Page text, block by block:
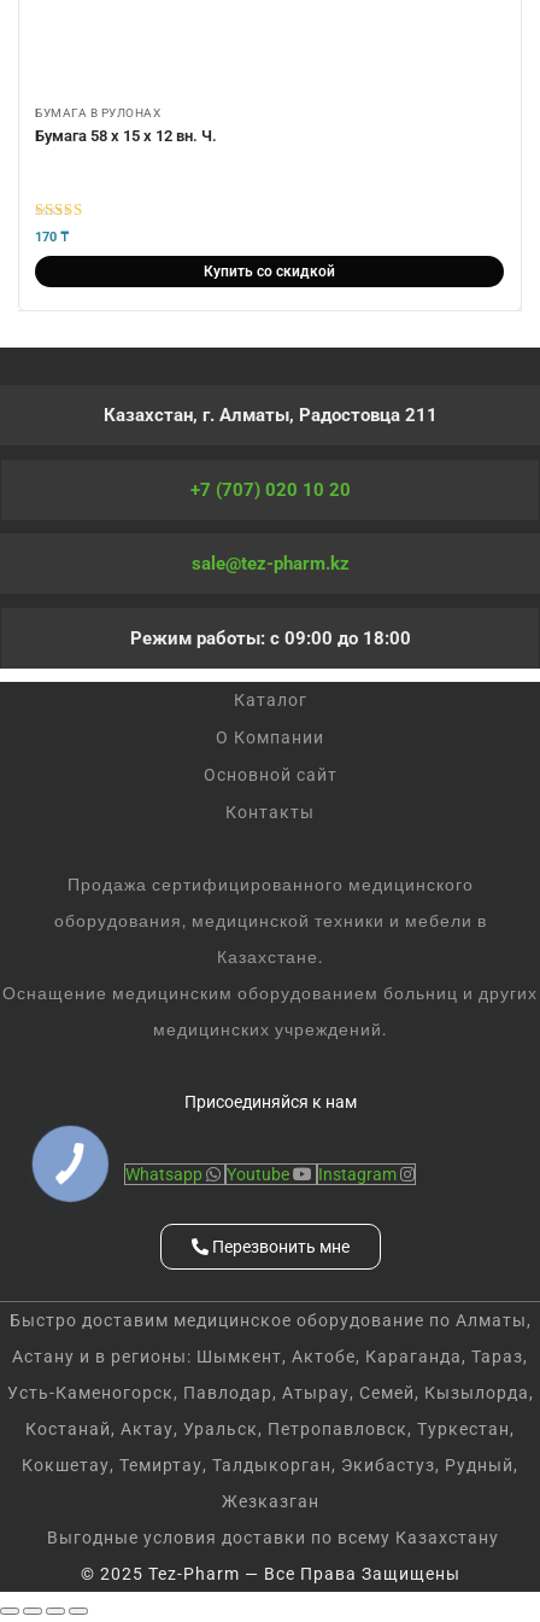
БУМАГА В РУЛОНАХ
Бумага 58 х 15 х 12 вн. Ч.
5из 5
170 ₸
Купить со скидкой
Казахстан, г. Алматы, Радостовца 211
+7 (707) 020 10 20
sale@tez-pharm.kz
Режим работы: с 09:00 до 18:00
Каталог
О Компании
Основной сайт
Контакты
Продажа сертифицированного медицинского
оборудования, медицинской техники и мебели в
Казахстане.
Оснащение медицинским оборудованием больниц и других
медицинских учреждений.
Присоединяйся к нам
Whatsapp Youtube Instagram
Перезвонить мне
Быстро доставим медицинское оборудование по Алматы,
Астану и в регионы: Шымкент, Актобе, Караганда, Тараз,
Усть-Каменогорск, Павлодар, Атырау, Семей, Кызылорда,
Костанай, Актау, Уральск, Петропавловск, Туркестан,
Кокшетау, Темиртау, Талдыкорган, Экибастуз, Рудный,
Жезказган
Выгодные условия доставки по всему Казахстану
© 2025 Tez-Pharm — Все Права Защищены